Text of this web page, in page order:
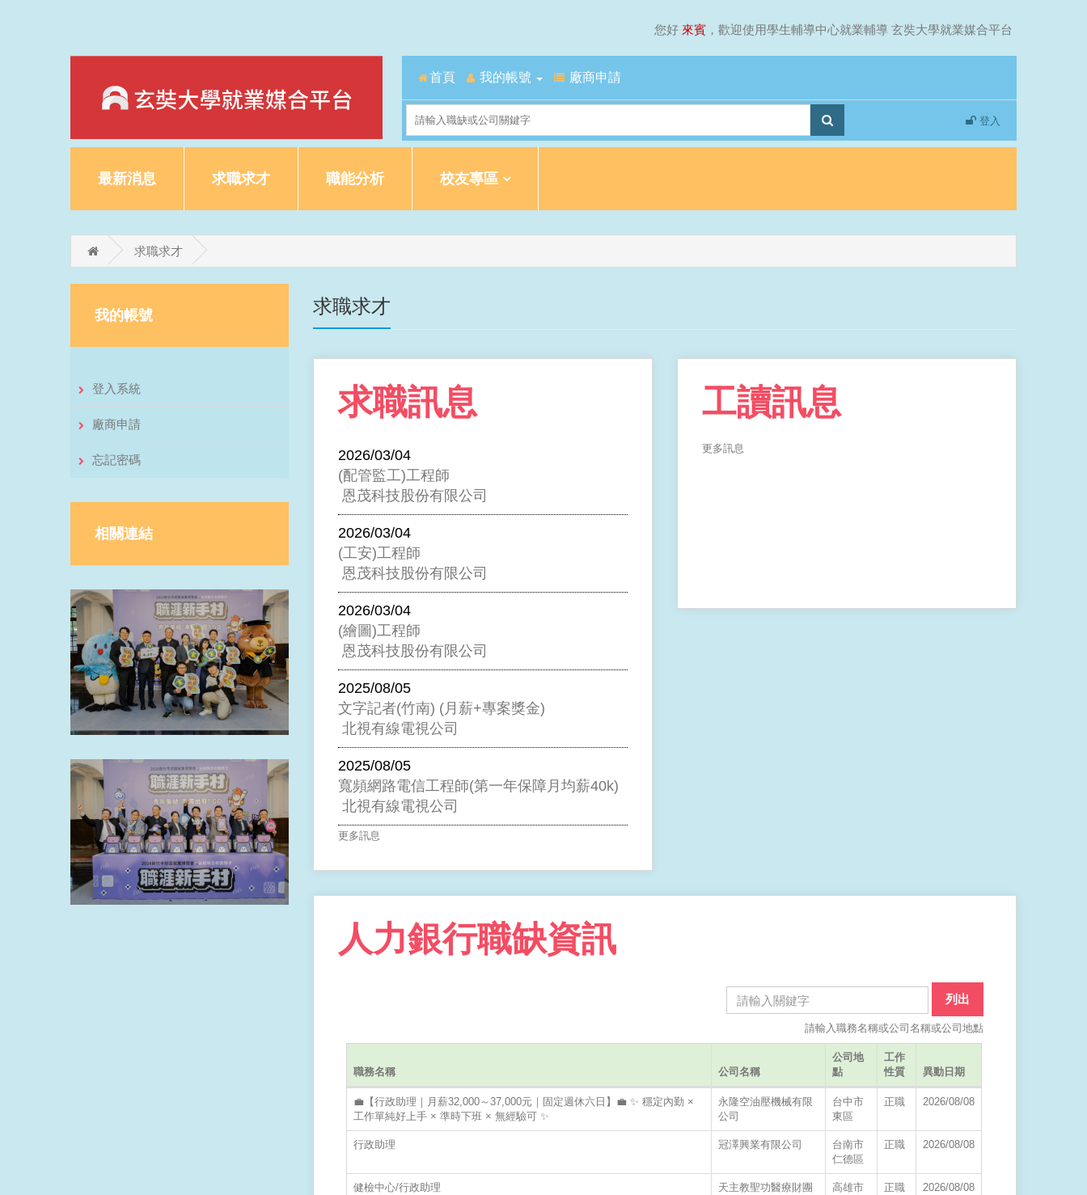
您好 來賓 ，歡迎使用學生輔導中心就業輔導 玄奘大學就業媒合平台
首頁 我的帳號 廠商申請
登入
最新消息 求職求才 職能分析 校友專區
求職求才
我的帳號
登入系統
廠商申請
忘記密碼
相關連結
求職求才
求職訊息
2026/03/04
(配管監工)工程師
恩茂科技股份有限公司
2026/03/04
(工安)工程師
恩茂科技股份有限公司
2026/03/04
(繪圖)工程師
恩茂科技股份有限公司
2025/08/05
文字記者(竹南) (月薪+專案獎金)
北視有線電視公司
2025/08/05
寬頻網路電信工程師(第一年保障月均薪40k)
北視有線電視公司
更多訊息
工讀訊息
更多訊息
人力銀行職缺資訊
列出
請輸入職務名稱或公司名稱或公司地點
職務名稱 公司名稱
公司地
點
工作
性質
異動日期
💼【行政助理｜月薪32,000～37,000元｜固定週休六日】💼 ✨ 穩定內勤 ×
工作單純好上手 × 準時下班 × 無經驗可 ✨
永隆空油壓機械有限
公司
台中市
東區
正職 2026/08/08
行政助理 冠澤興業有限公司
台南市
仁德區
正職 2026/08/08
健檢中心/行政助理
天主教聖功醫療財團
高雄市
正職 2026/08/08